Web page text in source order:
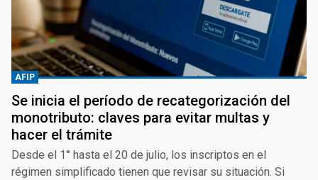
AFIP
Se inicia el período de recategorización del
monotributo: claves para evitar multas y
hacer el trámite
Desde el 1° hasta el 20 de julio, los inscriptos en el
régimen simplificado tienen que revisar su situación. Si